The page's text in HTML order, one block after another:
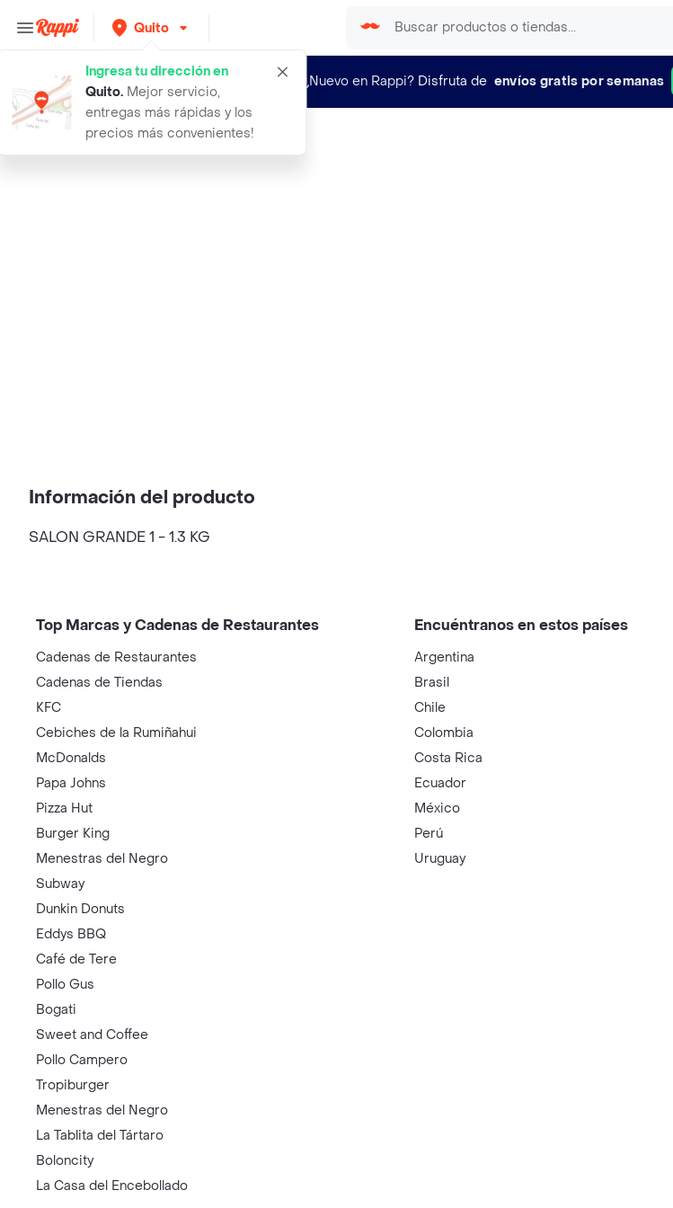
Quito
Ingresa tu dirección en
Quito. Mejor servicio,
entregas más rápidas y los
precios más convenientes!
¿Nuevo en Rappi? Disfruta de envíos gratis por semanas
salon grande 1 13 kg
Información del producto
SALON GRANDE 1 - 1.3 KG
Top Marcas y Cadenas de Restaurantes
Cadenas de Restaurantes
Cadenas de Tiendas
KFC
Cebiches de la Rumiñahui
McDonalds
Papa Johns
Pizza Hut
Burger King
Menestras del Negro
Subway
Dunkin Donuts
Eddys BBQ
Café de Tere
Pollo Gus
Bogati
Sweet and Coffee
Pollo Campero
Tropiburger
Menestras del Negro
La Tablita del Tártaro
Boloncity
La Casa del Encebollado
Encuéntranos en estos países
Argentina
Brasil
Chile
Colombia
Costa Rica
Ecuador
México
Perú
Uruguay